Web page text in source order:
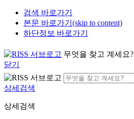
검색 바로가기
본문 바로가기(skip to content)
하단정보 바로가기
무엇을 찾고 계세요?
닫기
상세검색
상세검색